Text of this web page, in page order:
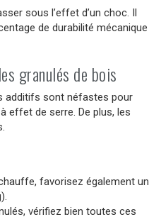
sous l’effet d’un choc. Il
de durabilité mécanique
granulés de bois
additifs sont néfastes pour
effet de serre. De plus, les
favorisez également un
vérifiez bien toutes ces